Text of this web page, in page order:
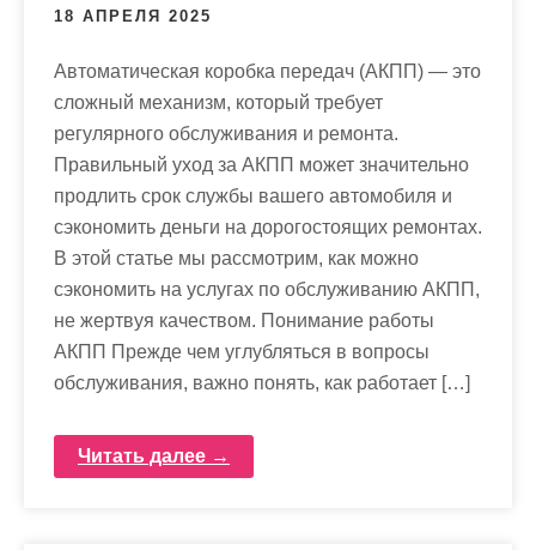
18 АПРЕЛЯ 2025
Автоматическая коробка передач (АКПП) — это
сложный механизм, который требует
регулярного обслуживания и ремонта.
Правильный уход за АКПП может значительно
продлить срок службы вашего автомобиля и
сэкономить деньги на дорогостоящих ремонтах.
В этой статье мы рассмотрим, как можно
сэкономить на услугах по обслуживанию АКПП,
не жертвуя качеством. Понимание работы
АКПП Прежде чем углубляться в вопросы
обслуживания, важно понять, как работает […]
Читать далее →